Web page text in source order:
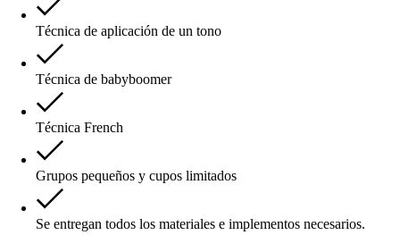
Técnica de aplicación de un tono
Técnica de babyboomer
Técnica French
Grupos pequeños y cupos limitados
Se entregan todos los materiales e implementos necesarios.